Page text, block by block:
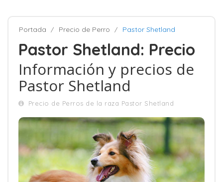
Portada Precio de Perro Pastor Shetland
Pastor Shetland: Precio
Información y precios de
Pastor Shetland
Precio de Perros de la raza Pastor Shetland